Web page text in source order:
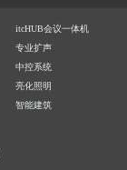
itcHUB会议一体机
专业扩声
中控系统
亮化照明
智能建筑